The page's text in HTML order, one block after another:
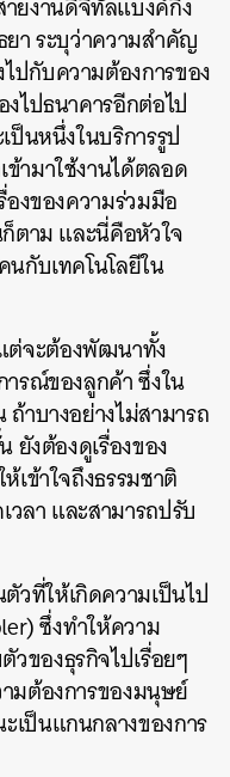
า ระบุว่าความสำคัญ
ปกับความต้องการของ
ไปธนาคารอีกต่อไป
ป็นหนึ่งในบริการรูป
ามาใช้งานได้ตลอด
องของความร่วมมือ
ตาม และนี่คือหัวใจ
กับเทคโนโลยีใน
ต่จะต้องพัฒนาทั้ง
รณ์ของลูกค้า ซึ่งใน
าบางอย่างไม่สามารถ
ยังต้องดูเรื่องของ
เข้าใจถึงธรรมชาติ
ลา และสามารถปรับ
วที่ให้เกิดความเป็นไป
ซึ่งทำให้ความ
ของธุรกิจไปเรื่อยๆ
มต้องการของมนุษย์
ป็นแกนกลางของการ